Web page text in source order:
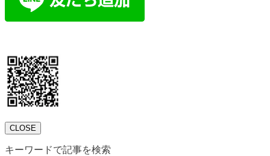
CLOSE
キーワードで記事を検索